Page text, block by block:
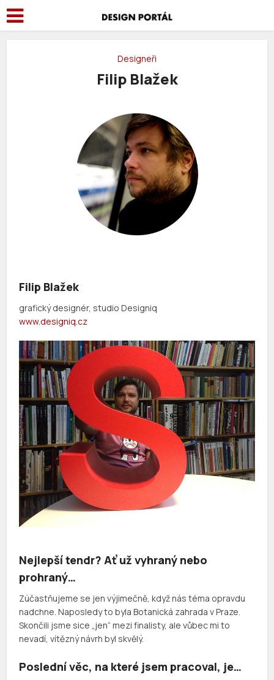
Designeři
Filip Blažek
Filip Blažek
grafický designér, studio Designiq
www.designiq.cz
Nejlepší tendr? Ať už vyhraný nebo
prohraný…
Zúčastňujeme se jen výjimečně, když nás téma opravdu
nadchne. Naposledy to byla Botanická zahrada v Praze.
Skončili jsme sice „jen“ mezi finalisty, ale vůbec mi to
nevadí, vítězný návrh byl skvělý.
Poslední věc, na které jsem pracoval, je…